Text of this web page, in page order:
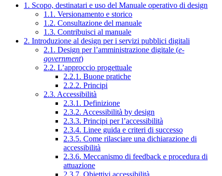
1. Scopo, destinatari e uso del Manuale operativo di design
1.1. Versionamento e storico
1.2. Consultazione del manuale
1.3. Contribuisci al manuale
2. Introduzione al design per i servizi pubblici digitali
2.1. Design per l’amministrazione digitale (e-
government)
2.2. L’approccio progettuale
2.2.1. Buone pratiche
2.2.2. Principi
2.3. Accessibilità
2.3.1. Definizione
2.3.2. Accessibilità by design
2.3.3. Principi per l’accessibilità
2.3.4. Linee guida e criteri di successo
2.3.5. Come rilasciare una dichiarazione di
accessibilità
2.3.6. Meccanismo di feedback e procedura di
attuazione
2.3.7. Obiettivi accessibilità